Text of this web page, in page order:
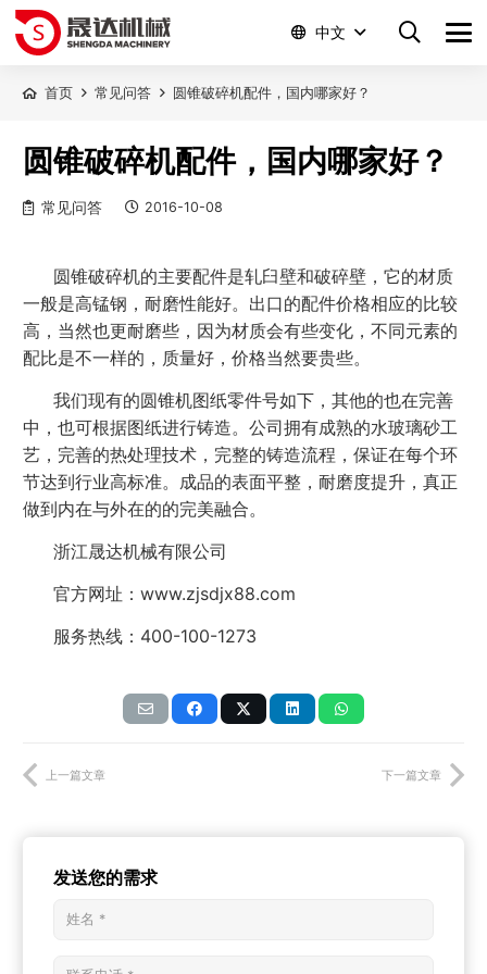
中文
首页 常见问答 圆锥破碎机配件，国内哪家好？
圆锥破碎机配件，国内哪家好？
常见问答 2016-10-08
圆锥破碎机的主要配件是轧臼壁和破碎壁，它的材质
一般是高锰钢，耐磨性能好。出口的配件价格相应的比较
高，当然也更耐磨些，因为材质会有些变化，不同元素的
配比是不一样的，质量好，价格当然要贵些。
我们现有的圆锥机图纸零件号如下，其他的也在完善
中，也可根据图纸进行铸造。公司拥有成熟的水玻璃砂工
艺，完善的热处理技术，完整的铸造流程，保证在每个环
节达到行业高标准。成品的表面平整，耐磨度提升，真正
做到内在与外在的的完美融合。
浙江晟达机械有限公司
官方网址：www.zjsdjx88.com
服务热线：400-100-1273
上一篇文章 下一篇文章
发送您的需求